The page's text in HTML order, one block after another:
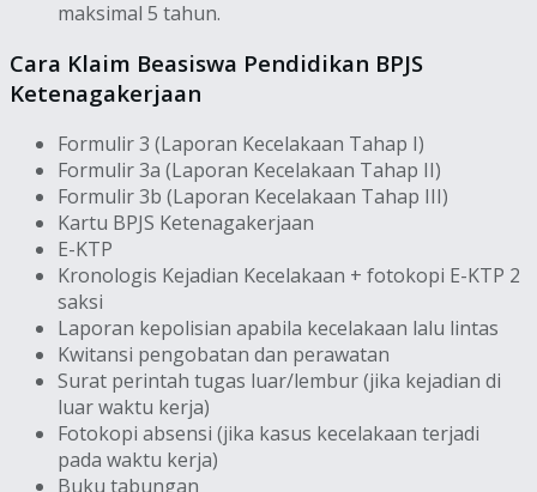
maksimal 5 tahun.
Cara Klaim Beasiswa Pendidikan BPJS
Ketenagakerjaan
Formulir 3 (Laporan Kecelakaan Tahap I)
Formulir 3a (Laporan Kecelakaan Tahap II)
Formulir 3b (Laporan Kecelakaan Tahap III)
Kartu BPJS Ketenagakerjaan
E-KTP
Kronologis Kejadian Kecelakaan + fotokopi E-KTP 2
saksi
Laporan kepolisian apabila kecelakaan lalu lintas
Kwitansi pengobatan dan perawatan
Surat perintah tugas luar/lembur (jika kejadian di
luar waktu kerja)
Fotokopi absensi (jika kasus kecelakaan terjadi
pada waktu kerja)
Buku tabungan